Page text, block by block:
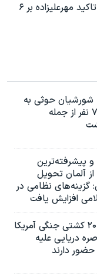
انتخابات ۱۴۰۰ - دومین مناظره انتخاباتی: تاکید مهرعلیزاده بر ۶
حوثی به
شهر بندری مخا ۷ نفر از جمله
و پیشرفته‌ترین
از آلمان تحویل
گزینه‌های نظامی در
افزایش یافت
سنتکام: بیش از ۲۰ کشتی جنگی آمریکا
دریایی علیه
دارند